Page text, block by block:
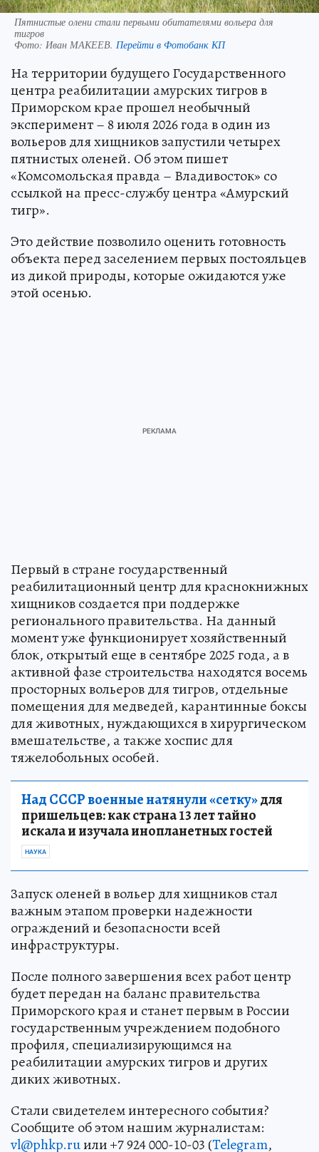
Пятнистые олени стали первыми обитателями вольера для
тигров
Фото: Иван МАКЕЕВ. Перейти в Фотобанк КП
На территории будущего Государственного
центра реабилитации амурских тигров в
Приморском крае прошел необычный
эксперимент – 8 июля 2026 года в один из
вольеров для хищников запустили четырех
пятнистых оленей. Об этом пишет
«Комсомольская правда – Владивосток» со
ссылкой на пресс-службу центра «Амурский
тигр».
Это действие позволило оценить готовность
объекта перед заселением первых постояльцев
из дикой природы, которые ожидаются уже
этой осенью.
Первый в стране государственный
реабилитационный центр для краснокнижных
хищников создается при поддержке
регионального правительства. На данный
момент уже функционирует хозяйственный
блок, открытый еще в сентябре 2025 года, а в
активной фазе строительства находятся восемь
просторных вольеров для тигров, отдельные
помещения для медведей, карантинные боксы
для животных, нуждающихся в хирургическом
вмешательстве, а также хоспис для
тяжелобольных особей.
Над СССР военные натянули «сетку»для
пришельцев: как страна 13 лет тайно
искала и изучала инопланетных гостей
НАУКА
Запуск оленей в вольер для хищников стал
важным этапом проверки надежности
ограждений и безопасности всей
инфраструктуры.
После полного завершения всех работ центр
будет передан на баланс правительства
Приморского края и станет первым в России
государственным учреждением подобного
профиля, специализирующимся на
реабилитации амурских тигров и других
диких животных.
Стали свидетелем интересного события?
Сообщите об этом нашим журналистам:
vl@phkp.ruили +7 924 000-10-03 (Telegram,